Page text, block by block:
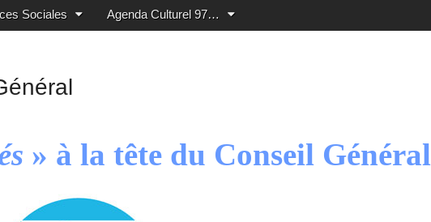
Sociales Agenda Culturel 97…
» à la tête du Conseil Général